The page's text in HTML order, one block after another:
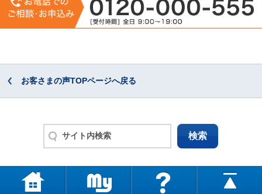
お客さまの声TOPページへ戻る